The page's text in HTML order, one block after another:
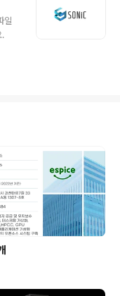
일
.